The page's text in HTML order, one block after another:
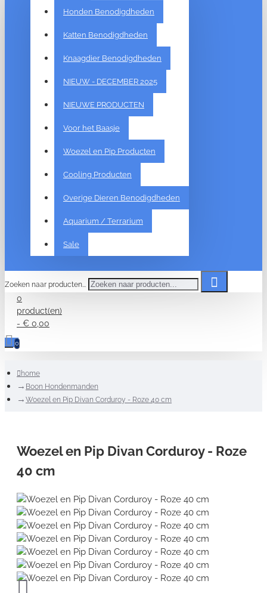
Honden Benodigdheden
Katten Benodigdheden
Knaagdier Benodigdheden
NIEUW - DECEMBER 2025
NIEUWE PRODUCTEN
Voor het Baasje
Woezel en Pip Producten
Cooling Producten
Overige Dieren Benodigdheden
Aquarium / Terrarium
Sale
Zoeken naar producten...
0
product(en)
- € 0,00
0
home
Boon Hondenmanden
Woezel en Pip Divan Corduroy - Roze 40 cm
Woezel en Pip Divan Corduroy - Roze
40 cm